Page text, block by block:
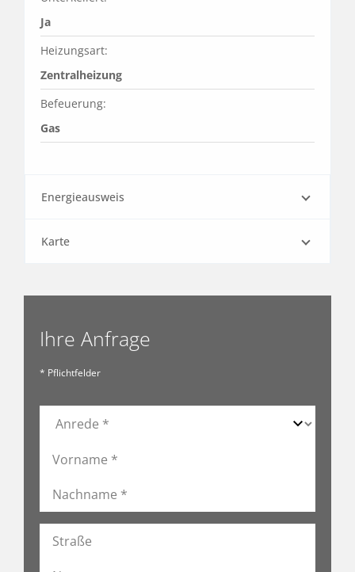
Ja
Heizungsart:
Zentralheizung
Befeuerung:
Gas
Energieausweis
Karte
Ihre Anfrage
* Pflichtfelder